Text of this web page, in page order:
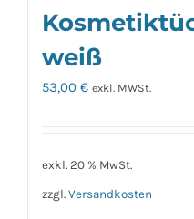
weiß
53,00 € exkl. MWSt.
exkl. 20 % MwSt.
zzgl. Versandkosten